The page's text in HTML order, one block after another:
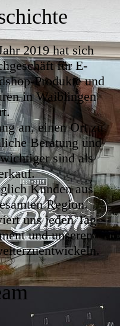
2019 hat sich
für E-
Produkte und
in Waiblingen
an, einen Ort zu
Beratung und
sind als
Kunden aus
Region.
uns jeden Tag
und unseren